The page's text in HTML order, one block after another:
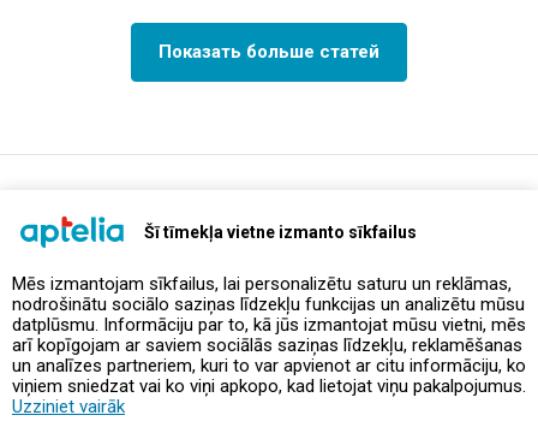
Šī tīmekļa vietne izmanto sīkfailus
Mēs izmantojam sīkfailus, lai personalizētu saturu un reklāmas,
nodrošinātu sociālo saziņas līdzekļu funkcijas un analizētu mūsu
datplūsmu. Informāciju par to, kā jūs izmantojat mūsu vietni, mēs
arī kopīgojam ar saviem sociālās saziņas līdzekļu, reklamēšanas
un analīzes partneriem, kuri to var apvienot ar citu informāciju, ko
viņiem sniedzat vai ko viņi apkopo, kad lietojat viņu pakalpojumus.
Uzziniet vairāk
Показать больше статей
Предложения и акции
Контакты